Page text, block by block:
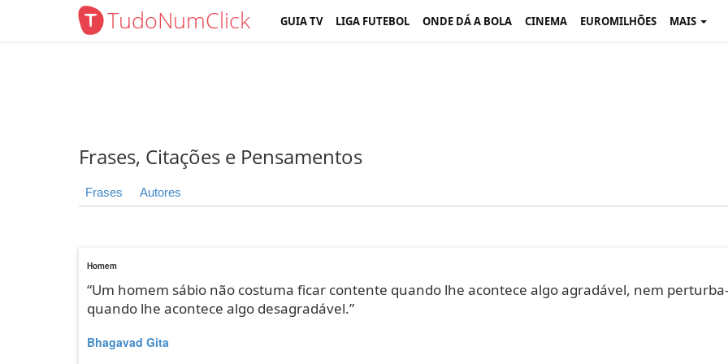
TudoNumClick GUIA TV LIGA FUTEBOL ONDE DÁ A BOLA CINEMA EUROMILHÕES MAIS
Frases, Citações e Pensamentos
Frases Autores
Homem
“Um homem sábio não costuma ficar contente quando lhe acontece algo agradável, nem
quando lhe acontece algo desagradável.”
Bhagavad Gita